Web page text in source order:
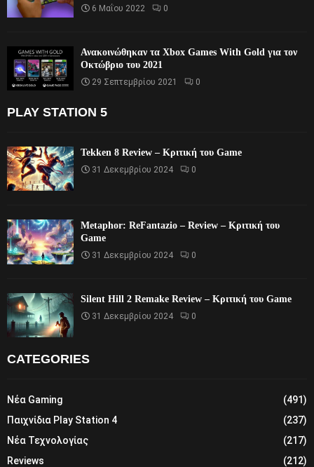
6 Μαΐου 2022 0
Ανακοινώθηκαν τα Xbox Games With Gold για τον
Οκτώβριο του 2021
29 Σεπτεμβρίου 2021 0
PLAY STATION 5
Tekken 8 Review – Κριτική του Game
31 Δεκεμβρίου 2024 0
Metaphor: ReFantazio – Review – Κριτική του
Game
31 Δεκεμβρίου 2024 0
Silent Hill 2 Remake Review – Κριτική του Game
31 Δεκεμβρίου 2024 0
CATEGORIES
Νέα Gaming
(491)
Παιχνίδια Play Station 4
(237)
Νέα Τεχνολογίας
(217)
Reviews
(212)